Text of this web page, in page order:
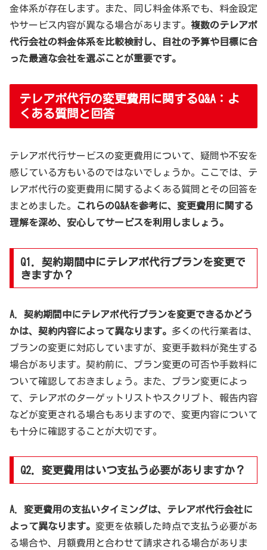
金体系が存在します。また、同じ料金体系でも、料金設定
やサービス内容が異なる場合があります。 複数のテレアポ
代行会社の料金体系を比較検討し、自社の予算や目標に合
った最適な会社を選ぶことが重要です。
テレアポ代行の変更費用に関するQ&A：よ
くある質問と回答
テレアポ代行サービスの変更費用について、疑問や不安を
感じている方もいるのではないでしょうか。ここでは、テ
レアポ代行の変更費用に関するよくある質問とその回答を
まとめました。
これらのQ&Aを参考に、変更費用に関する
理解を深め、安心してサービスを利用しましょう。
Q1. 契約期間中にテレアポ代行プランを変更で
きますか？
A. 契約期間中にテレアポ代行プランを変更できるかどう
かは、契約内容によって異なります。 多くの代行業者は、
プランの変更に対応していますが、変更手数料が発生する
場合があります。契約前に、プラン変更の可否や手数料に
ついて確認しておきましょう。また、プラン変更によっ
て、テレアポのターゲットリストやスクリプト、報告内容
などが変更される場合もありますので、変更内容について
も十分に確認することが大切です。
Q2. 変更費用はいつ支払う必要がありますか？
A. 変更費用の支払いタイミングは、テレアポ代行会社に
よって異なります。 変更を依頼した時点で支払う必要があ
る場合や、月額費用と合わせて請求される場合がありま